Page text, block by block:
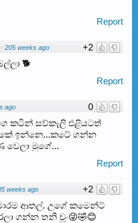
Report
+2
· 205 weeks ago
🐕
Report
0
ago
කටින් සව්කෑලි එළියටත්
ඉන්නෙ...කටේ ගන්න
වෙලා මුගේ...
Report
+2
weeks ago
ආතල්. උගේ කමෙන්ට්
ගන්න තනි චූං😜🤣😊